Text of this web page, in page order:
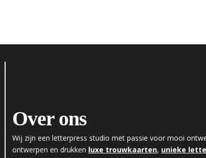
Over ons
Wij zijn een letterpress studio met passie voor mooi
ontwerpen en drukken luxe trouwkaarten, unieke